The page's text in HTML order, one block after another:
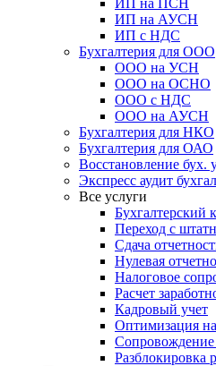
ИП на ПСН
ИП на АУСН
ИП с НДС
Бухгалтерия для ООО
ООО на УСН
ООО на ОСНО
ООО с НДС
ООО на АУСН
Бухгалтерия для НКО
Бухгалтерия для ОАО
Восстановление бух.
Экспресс аудит
Все услуги
Бухгалтерский
Переход с
Сдача
Нулевая
Налоговое
Расчет
Кадровый учет
Оптимизация
Разблокировка